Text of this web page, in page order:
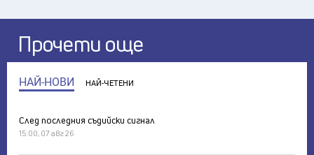
Прочети още
НАЙ-НОВИ НАЙ-ЧЕТЕНИ
След последния съдийски сигнал
15:00, 07 авг 26